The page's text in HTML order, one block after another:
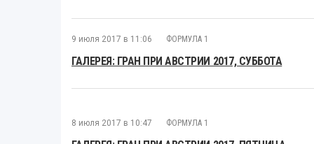
9 июля 2017 в 11:06 ФОРМУЛА 1
ГАЛЕРЕЯ: ГРАН ПРИ АВСТРИИ 2017, СУББОТА
8 июля 2017 в 10:47 ФОРМУЛА 1